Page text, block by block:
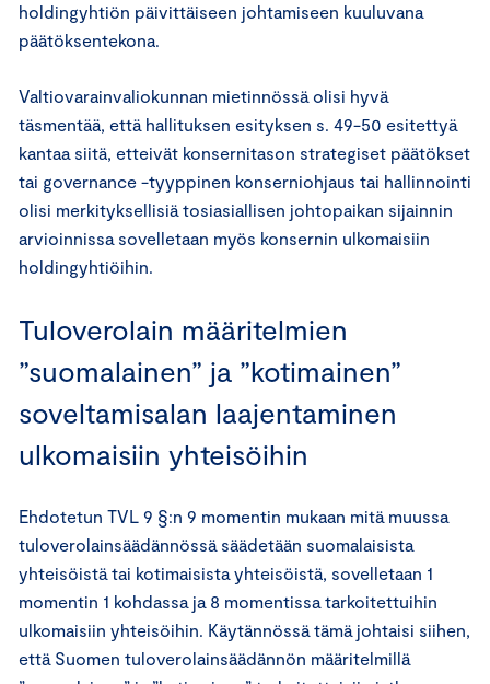
holdingyhtiön päivittäiseen johtamiseen kuuluvana
päätöksentekona.
Valtiovarainvaliokunnan mietinnössä olisi hyvä
täsmentää, että hallituksen esityksen s. 49-50 esitettyä
kantaa siitä, etteivät konsernitason strategiset päätökset
tai governance -tyyppinen konserniohjaus tai hallinnointi
olisi merkityksellisiä tosiasiallisen johtopaikan sijainnin
arvioinnissa sovelletaan myös konsernin ulkomaisiin
holdingyhtiöihin.
Tuloverolain määritelmien
”suomalainen” ja ”kotimainen”
soveltamisalan laajentaminen
ulkomaisiin yhteisöihin
Ehdotetun TVL 9 §:n 9 momentin mukaan mitä muussa
tuloverolainsäädännössä säädetään suomalaisista
yhteisöistä tai kotimaisista yhteisöistä, sovelletaan 1
momentin 1 kohdassa ja 8 momentissa tarkoitettuihin
ulkomaisiin yhteisöihin. Käytännössä tämä johtaisi siihen,
että Suomen tuloverolainsäädännön määritelmillä